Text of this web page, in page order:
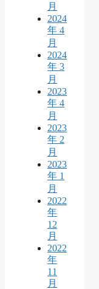
月
2024
年 4
月
2024
年 3
月
2023
年 4
月
2023
年 2
月
2023
年 1
月
2022
年
12
月
2022
年
11
月